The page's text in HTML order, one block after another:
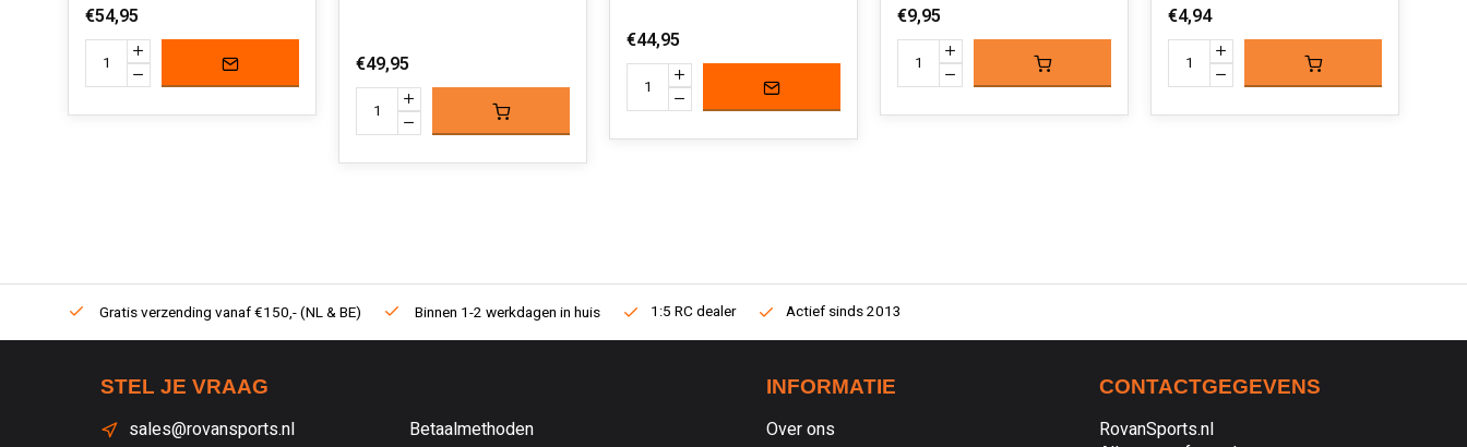
€54,95
€49,95
€44,95
€9,95 €4,94
Gratis verzending vanaf €150,- (NL & BE) Binnen 1-2 werkdagen in huis 1:5 RC dealer Actief sinds 2013
STEL JE VRAAG
sales@rovansports.nl
Betaalmethoden
INFORMATIE
Over ons
CONTACTGEGEVENS
RovanSports.nl